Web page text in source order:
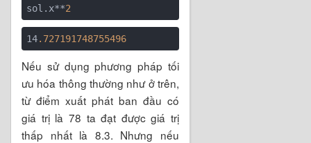
sol.x**2
14.727191748755496
Nếu sử dụng phương pháp tối
ưu hóa thông thường như ở trên,
từ điểm xuất phát ban đầu có
giá trị là 78 ta đạt được giá trị
thấp nhất là 8.3. Nhưng nếu